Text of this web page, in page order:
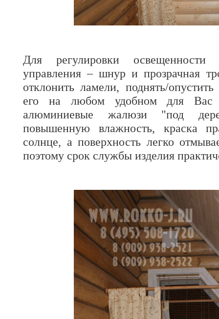
Для регулировки освещенности
управления – шнур и прозрачная
отклонить ламели, поднять/
его на любом удобном для Вас
алюминиевые жалюзи "под
повышенную влажность, краска
солнце, а поверхность легко
поэтому срок службы изделия